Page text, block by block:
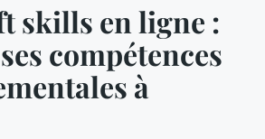
skills en ligne :
compétences
à